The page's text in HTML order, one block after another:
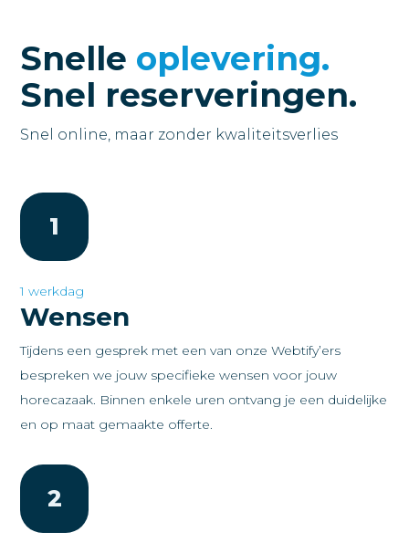
Snelle oplevering.
Snel reserveringen.
Snel online, maar zonder kwaliteitsverlies
1
1 werkdag
Wensen
Tijdens een gesprek met een van onze Webtify’ers
bespreken we jouw specifieke wensen voor jouw
horecazaak. Binnen enkele uren ontvang je een duidelijke
en op maat gemaakte offerte.
2